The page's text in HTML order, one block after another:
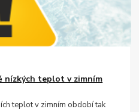
nízkých teplot v zimním
teplot v zimním období tak